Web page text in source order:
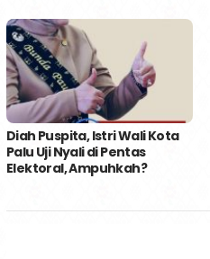
Diah Puspita, Istri Wali Kota
Palu Uji Nyali di Pentas
Elektoral, Ampuhkah?